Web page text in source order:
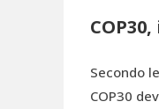
Secondo
COP30